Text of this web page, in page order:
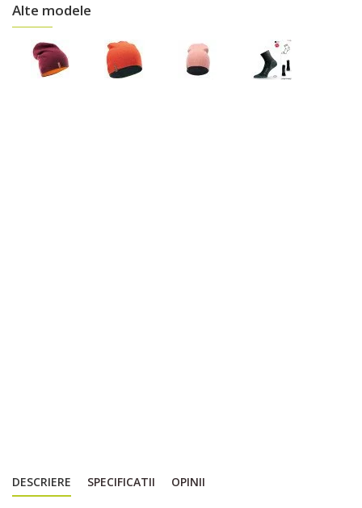
Alte modele
DESCRIERE SPECIFICATII OPINII